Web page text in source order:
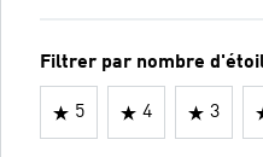
Filtrer par nombre
5 4 3